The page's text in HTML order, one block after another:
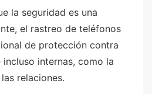
la seguridad es una
el rastreo de teléfonos
de protección contra
internas, como la
relaciones.